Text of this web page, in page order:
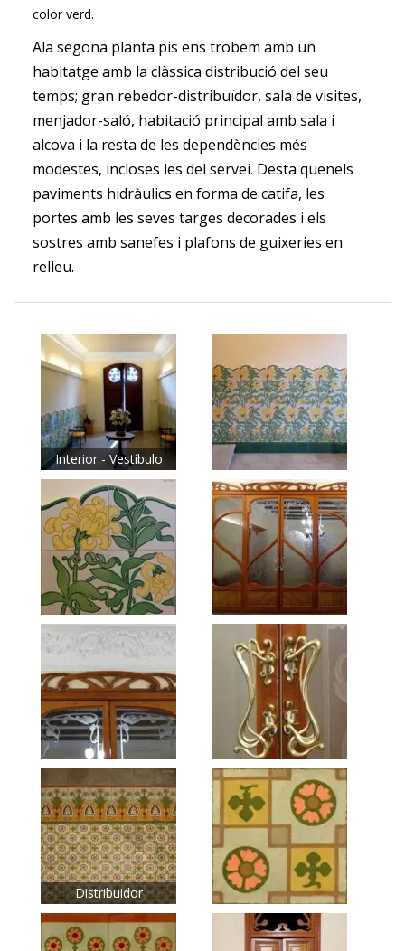
color verd.
Ala segona planta pis ens trobem amb un
habitatge amb la clàssica distribució del seu
temps; gran rebedor-distribuïdor, sala de visites,
menjador-saló, habitació principal amb sala i
alcova i la resta de les dependències més
modestes, incloses les del servei. Desta quenels
paviments hidràulics en forma de catifa, les
portes amb les seves targes decorades i els
sostres amb sanefes i plafons de guixeries en
relleu.
Interior - Vestíbulo
Distribuidor